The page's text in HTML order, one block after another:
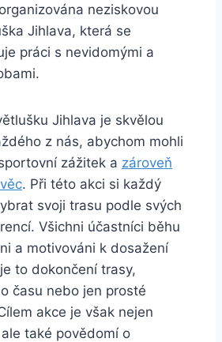
neziskovou
Jihlava, která‌ se
práci s nevidomými a
Jihlava je skvělou
z nás, abychom mohli
zážitek ‌a zároveň
. Při této akci si každý
svoji trasu podle svých​
Všichni účastníci ‌běhu
a motivováni k dosažení
⁣to dokončení trasy,
času nebo jen prosté
akce ‍je však nejen
také⁣ povědomí o​